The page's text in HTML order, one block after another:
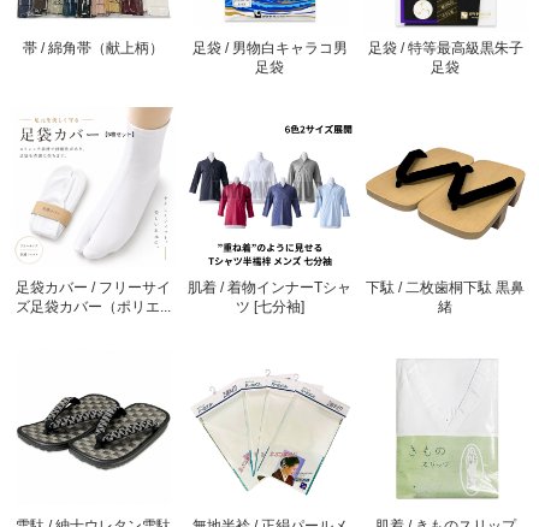
帯 / 綿角帯（献上柄）
足袋 / 男物白キャラコ男
足袋
足袋 / 特等最高級黒朱子
足袋
足袋カバー / フリーサイ
ズ足袋カバー（ポリエ...
肌着 / 着物インナーTシャ
ツ [七分袖]
下駄 / 二枚歯桐下駄 黒鼻
緒